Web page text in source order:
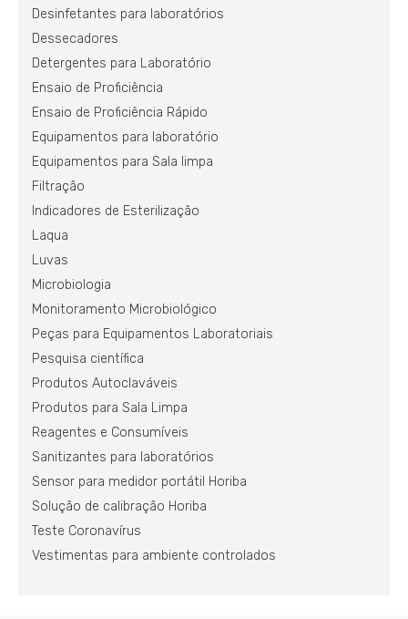
Desinfetantes para laboratórios
Dessecadores
Detergentes para Laboratório
Ensaio de Proficiência
Ensaio de Proficiência Rápido
Equipamentos para laboratório
Equipamentos para Sala limpa
Filtração
Indicadores de Esterilização
Laqua
Luvas
Microbiologia
Monitoramento Microbiológico
Peças para Equipamentos Laboratoriais
Pesquisa científica
Produtos Autoclaváveis
Produtos para Sala Limpa
Reagentes e Consumíveis
Sanitizantes para laboratórios
Sensor para medidor portátil Horiba
Solução de calibração Horiba
Teste Coronavírus
Vestimentas para ambiente controlados